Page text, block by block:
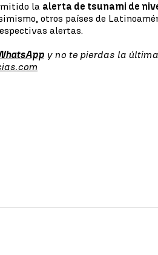
la alerta de tsunami de
otros países de
alertas.
y no te pierdas la